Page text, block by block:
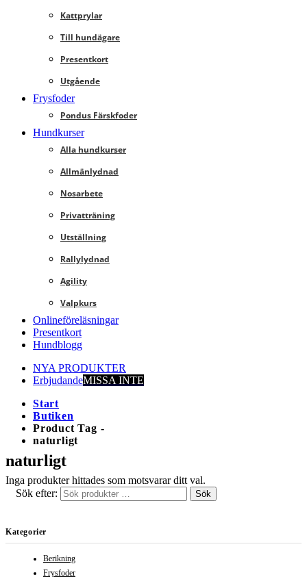
Kattprylar
Till hundägare
Presentkort
Utgående
Frysfoder
Pondus Färskfoder
Hundkurser
Alla hundkurser
Allmänlydnad
Nosarbete
Privatträning
Utställning
Rallylydnad
Agility
Valpkurs
Onlineföreläsningar
Presentkort
Hundblogg
NYA PRODUKTER
ErbjudandeMISSA INTE
Start
Butiken
Product Tag -
naturligt
naturligt
Inga produkter hittades som motsvarar ditt val.
Sök efter:
Sök
Kategorier
Berikning
Frysfoder